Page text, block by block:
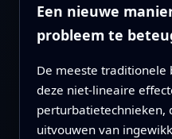
Een nieuwe
probleem te
De meeste
deze niet-lineaire
perturbatietechnieken,
uitvouwen van